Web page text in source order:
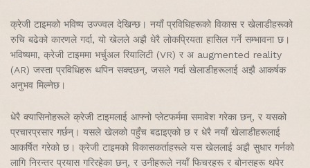
क्रेजी टाइमको भविष्य उज्ज्वल देखिन्छ। नयाँ प्रविधिहरूको विकास र खेलाडीहरूको
रुचि बढेको कारणले गर्दा, यो खेलले अझै धेरै लोकप्रियता हासिल गर्ने सम्भावना छ।
भविष्यमा, क्रेजी टाइममा भर्चुअल रियालिटी (VR) र अ augmented reality
(AR) जस्ता प्रविधिहरू थपिन सक्दछन्, जसले गर्दा खेलाडीहरूलाई अझै आकर्षक
अनुभव मिल्नेछ।
धेरै क्यासिनोहरूले क्रेजी टाइमलाई आफ्नो प्लेटफर्ममा समावेश गरेका छन्, र यसको
प्रचारप्रसार गर्छन्। यसले खेलको पहुँच बढाइएको छ र धेरै नयाँ खेलाडीहरूलाई
आकर्षित गरेको छ। क्रेजी टाइमको विकासकर्ताहरूले यस खेललाई अझै सुधार गर्नको
लागि निरन्तर प्रयास गरिरहेका छन्, र उनीहरूले नयाँ फिचरहरू र बोनसहरू थपेर